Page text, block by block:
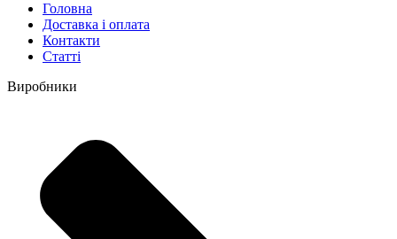
Головна
Доставка і оплата
Контакти
Статті
Виробники